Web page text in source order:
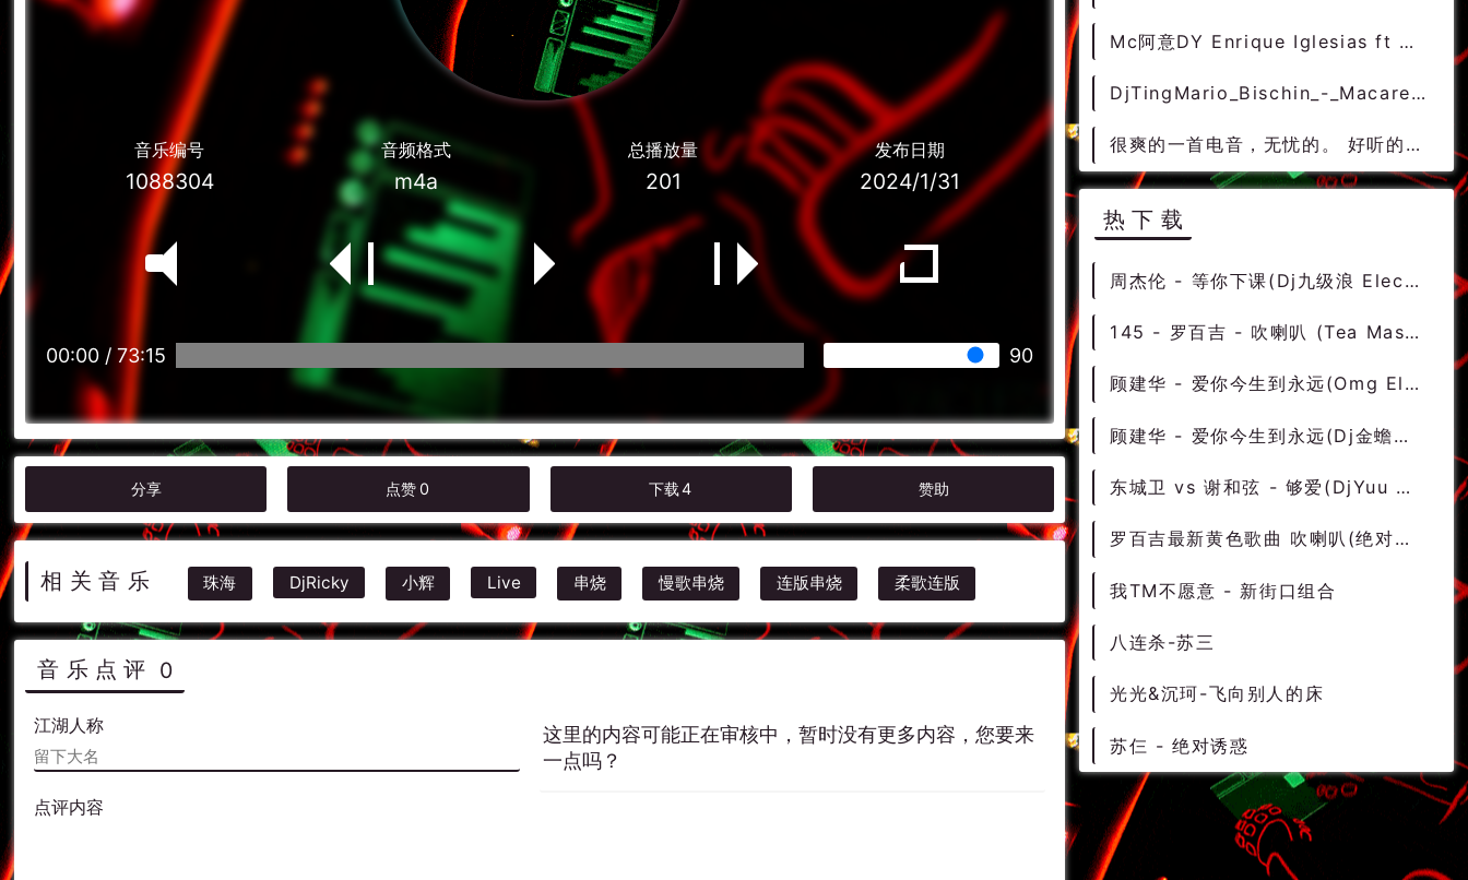
音乐编号
1088304
音频格式
m4a
总播放量
201
发布日期
2024/1/31
00:00 /73:15 90
分享 点赞0 下载4 赞助
相关音乐 珠海 DjRicky 小辉 Live 串烧 慢歌串烧 连版串烧 柔歌连版
音乐点评 0
江湖人称
点评内容
这里的内容可能正在审核中，暂时没有更多内容，您要来
一点吗？
Mc阿意DY Enrique Iglesias ft Ciara 电音曲，是必听的夜店，酒吧电音曲
DjTingMario_Bischin_-_Macarena(Tnc_Bootleg)
很爽的一首电音，无忧的。 好听的dj舞曲 都市DJ舞曲网
热下载
周杰伦 - 等你下课(Dj九级浪 Electro Rmx 2022) - 中文Remix 中文CLUB 华语Remix
145 - 罗百吉 - 吹喇叭 (Tea Mashup Edit) 7A - 精选电音、国潮中文
顾建华 - 爱你今生到永远(Omg Electro Rmx 2022) - 中文Remix 中文CLUB 华语Remix
顾建华 - 爱你今生到永远(Dj金蟾子 Electro Rmx 2023) - 中文Remix 中文CLUB 华语Remix
东城卫 vs 谢和弦 - 够爱(DjYuu MelbourneBounce Rmx 2024) - 中文Remix 中文CLUB 华语Remix
罗百吉最新黄色歌曲 吹喇叭(绝对原版)
我TM不愿意 - 新街口组合
八连杀-苏三
光光&沉珂-飞向别人的床
苏仨 - 绝对诱惑